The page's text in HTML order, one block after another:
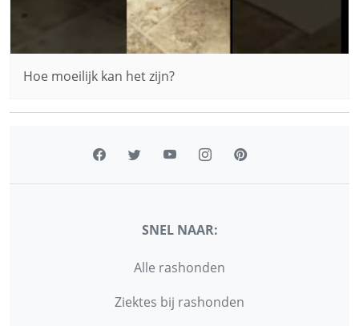
Hoe moeilijk kan het zijn?
SNEL NAAR:
Alle rashonden
Ziektes bij rashonden